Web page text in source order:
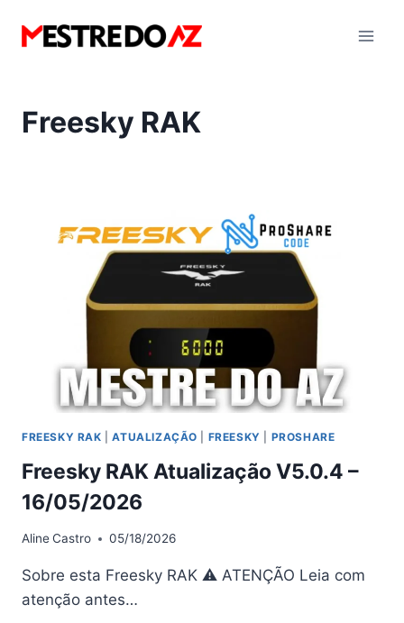
para
Freesky RAK
FREESKY RAK |ATUALIZAÇÃO FREESKY PROSHARE
Freesky RAK Atualização V5.0.4 –
16/05/2026
AlineCastro 05/18/2026
Sobre esta Freesky RAK ⚠ ATENÇÃO Leia com
atenção antes…